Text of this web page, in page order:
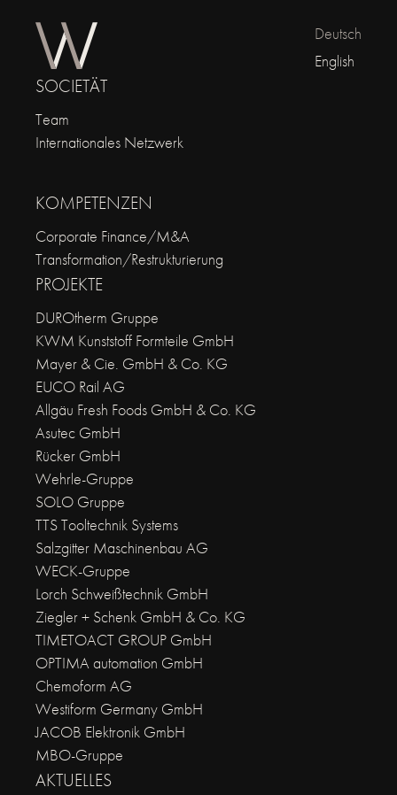
Deutsch
English
SOCIETÄT
Team
Internationales Netzwerk
KOMPETENZEN
Corporate Finance/M&A
Transformation/Restrukturierung
PROJEKTE
DUROtherm Gruppe
KWM Kunststoff Formteile GmbH
Mayer & Cie. GmbH & Co. KG
EUCO Rail AG
Allgäu Fresh Foods GmbH & Co. KG
Asutec GmbH
Rücker GmbH
Wehrle-Gruppe
SOLO Gruppe
TTS Tooltechnik Systems
Salzgitter Maschinenbau AG
WECK-Gruppe
Lorch Schweißtechnik GmbH
Ziegler + Schenk GmbH & Co. KG
TIMETOACT GROUP GmbH
OPTIMA automation GmbH
Chemoform AG
Westiform Germany GmbH
JACOB Elektronik GmbH
MBO-Gruppe
AKTUELLES